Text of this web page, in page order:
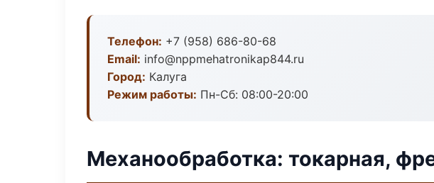
Телефон: +7 (958) 686-80-68
Email: info@nppmehatronikap844.ru
Город: Калуга
Режим работы: Пн-Сб: 08:00-20:00
Механообработка: токарная,